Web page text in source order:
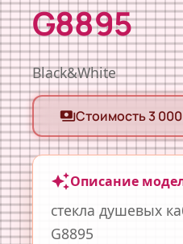
G8895
Black&White
paymentsСтоимость 3
auto_awesomeОписание
стекла душевых
G8895